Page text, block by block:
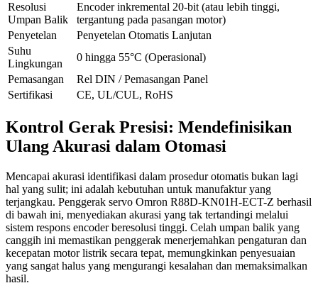
Resolusi
Umpan Balik
Encoder inkremental 20-bit (atau lebih tinggi,
tergantung pada pasangan motor)
Penyetelan
Penyetelan Otomatis Lanjutan
Suhu
Lingkungan
0 hingga 55°C (Operasional)
Pemasangan
Rel DIN / Pemasangan Panel
Sertifikasi
CE, UL/CUL, RoHS
Kontrol Gerak Presisi: Mendefinisikan
Ulang Akurasi dalam Otomasi
Mencapai akurasi identifikasi dalam prosedur otomatis bukan lagi
hal yang sulit; ini adalah kebutuhan untuk manufaktur yang
terjangkau. Penggerak servo Omron R88D-KN01H-ECT-Z berhasil
di bawah ini, menyediakan akurasi yang tak tertandingi melalui
sistem respons encoder beresolusi tinggi. Celah umpan balik yang
canggih ini memastikan penggerak menerjemahkan pengaturan dan
kecepatan motor listrik secara tepat, memungkinkan penyesuaian
yang sangat halus yang mengurangi kesalahan dan memaksimalkan
hasil.